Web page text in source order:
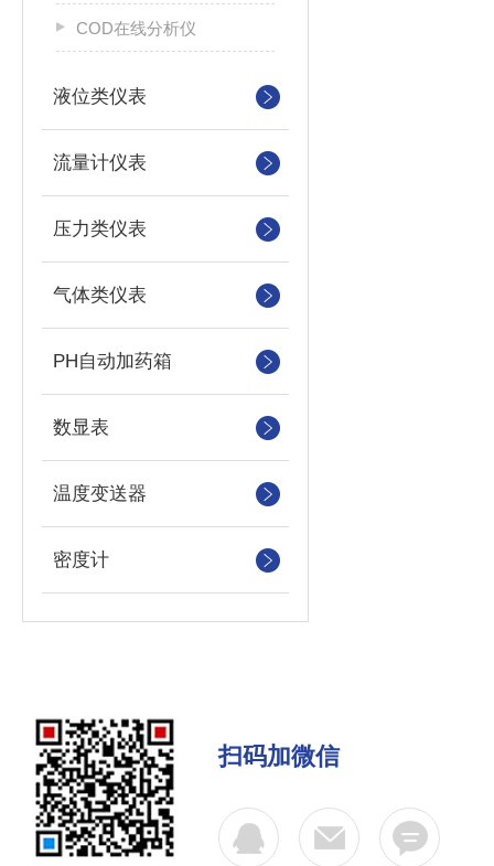
COD在线分析仪
液位类仪表
流量计仪表
压力类仪表
气体类仪表
PH自动加药箱
数显表
温度变送器
密度计
扫码加微信